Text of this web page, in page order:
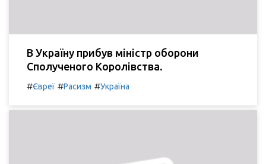
В Україну прибув міністр оборони
Сполученого Королівства.
#Євреї #Расизм #Україна